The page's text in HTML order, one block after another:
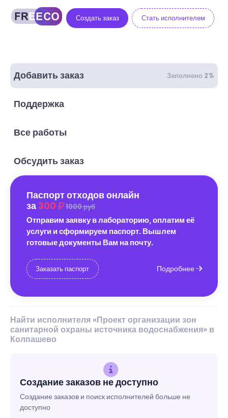
Создать заказ Стать исполнителем
Добавить заказ Заполнено 2%
Поддержка
Все работы
Обсудить заказ
Паспорт отходов онлайн
за 300 1000 руб
Отправим заявку в лабораторию, оплатим её
услуги и сформируем паспорт. Вышлем
готовые документы Вам на почту.
Заказать паспорт Подробнее
Найти исполнителя «Проект организации зон
санитарной охраны источника водоснабжения» в
Колпашево
Создание заказов не доступно
Создание заказов и поиск исполнителей больше не
доступно